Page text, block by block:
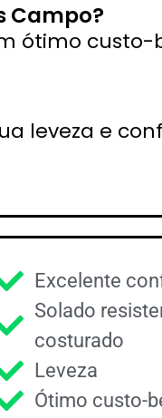
Campo?
ótimo custo-
leveza e
Excelente
Solado
costurado
Leveza
Ótimo custo-